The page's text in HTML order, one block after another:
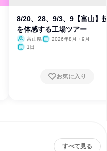
8/20、28、9/3、9【富山】
を体感する工場ツアー
富山県
2026年8月・9月
1日
お気に入り
すべて見る